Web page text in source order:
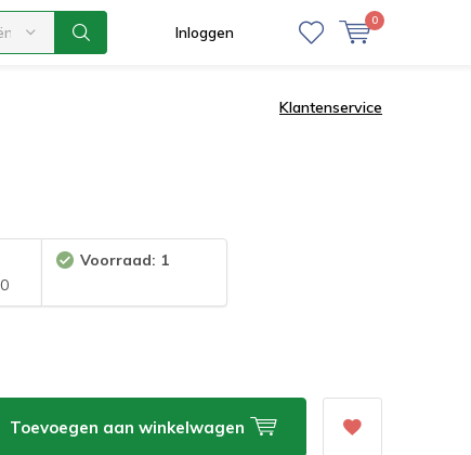
Inloggen
0
Klantenservice
Voorraad: 1
Toevoegen aan winkelwagen